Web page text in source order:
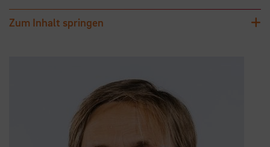
Zum Inhalt springen